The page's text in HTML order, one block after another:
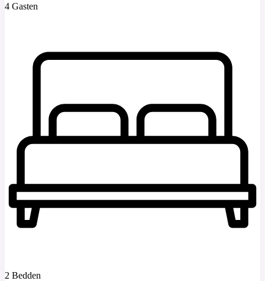
4 Gasten
2 Bedden